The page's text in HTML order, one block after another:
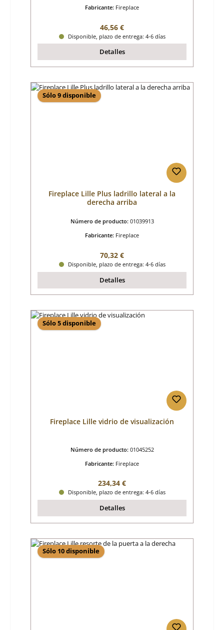
Fabricante: Fireplace
Precio normal:
46,56 €
Disponible, plazo de entrega: 4-6 días
Detalles
Sólo 9 disponible
Fireplace Lille Plus ladrillo lateral a la
derecha arriba
Número de producto: 01039913
Fabricante: Fireplace
Precio normal:
70,32 €
Disponible, plazo de entrega: 4-6 días
Detalles
Sólo 5 disponible
Fireplace Lille vidrio de visualización
Número de producto: 01045252
Fabricante: Fireplace
Precio normal:
234,34 €
Disponible, plazo de entrega: 4-6 días
Detalles
Sólo 10 disponible